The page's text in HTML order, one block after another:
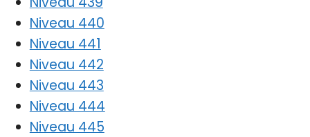
Niveau 440
Niveau 441
Niveau 442
Niveau 443
Niveau 444
Niveau 445